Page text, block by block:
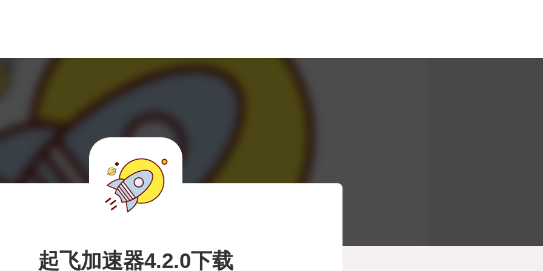
起飞加速器4.2.0下载